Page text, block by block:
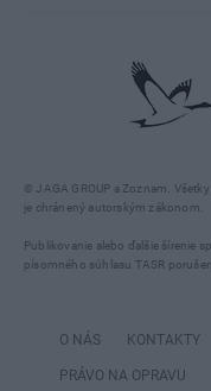
© JAGA GROUP a Zoznam.
je chránený autorským zákonom.
Publikovanie alebo ďalšie šírenie
písomného súhlasu TASR
O NÁS KONTAKTY
PRÁVO NA OPRAVU